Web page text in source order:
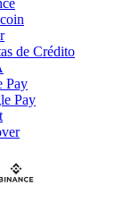
de Crédito
Pay
Pay